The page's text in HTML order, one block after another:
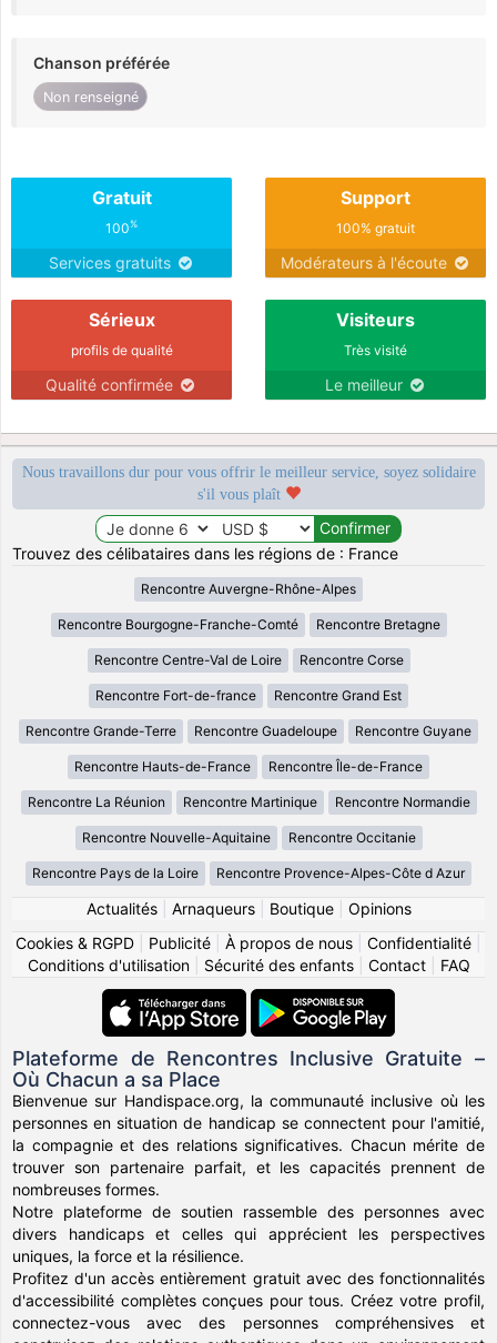
Chanson préférée
Non renseigné
Gratuit
100%
Services gratuits
Support
100% gratuit
Modérateurs à l'écoute
Sérieux
profils de qualité
Qualité confirmée
Visiteurs
Très visité
Le meilleur
Nous travaillons dur pour vous offrir le meilleur service, soyez solidaire
s'il vous plaît
Trouvez des célibataires dans les régions de : France
Rencontre Auvergne-Rhône-Alpes
Rencontre Bourgogne-Franche-Comté Rencontre Bretagne
Rencontre Centre-Val de Loire Rencontre Corse
Rencontre Fort-de-france Rencontre Grand Est
Rencontre Grande-Terre Rencontre Guadeloupe Rencontre Guyane
Rencontre Hauts-de-France Rencontre Île-de-France
Rencontre La Réunion Rencontre Martinique Rencontre Normandie
Rencontre Nouvelle-Aquitaine Rencontre Occitanie
Rencontre Pays de la Loire Rencontre Provence-Alpes-Côte d Azur
Actualités| Arnaqueurs| Boutique| Opinions
Cookies & RGPD
Publicité À propos de nous Confidentialité
Conditions d'utilisation| Sécurité des enfants| Contact| FAQ
Plateforme de Rencontres Inclusive Gratuite –
Où Chacun a sa Place
Bienvenue sur Handispace.org, la communauté inclusive où les
personnes en situation de handicap se connectent pour l'amitié,
la compagnie et des relations significatives. Chacun mérite de
trouver son partenaire parfait, et les capacités prennent de
nombreuses formes.
Notre plateforme de soutien rassemble des personnes avec
divers handicaps et celles qui apprécient les perspectives
uniques, la force et la résilience.
Profitez d'un accès entièrement gratuit avec des fonctionnalités
d'accessibilité complètes conçues pour tous. Créez votre profil,
connectez-vous avec des personnes compréhensives et